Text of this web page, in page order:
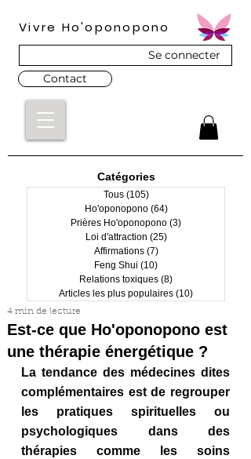
Vivre Ho'oponopono
Se connecter
Contact
Catégories
Tous (105)105 posts
Ho'oponopono (64)64 posts
Prières Ho'oponopono (3)
Loi d'attraction (25)25 posts
Affirmations (7)7 posts
Feng Shui (10)
Relations toxiques (8)
Articles les plus populaires (10)
Est-ce que Ho'oponopono est
une thérapie énergétique ?
4 min de lecture
La tendance des médecines dites
complémentaires est de regrouper
les pratiques spirituelles ou
psychologiques dans des
thérapies comme les soins